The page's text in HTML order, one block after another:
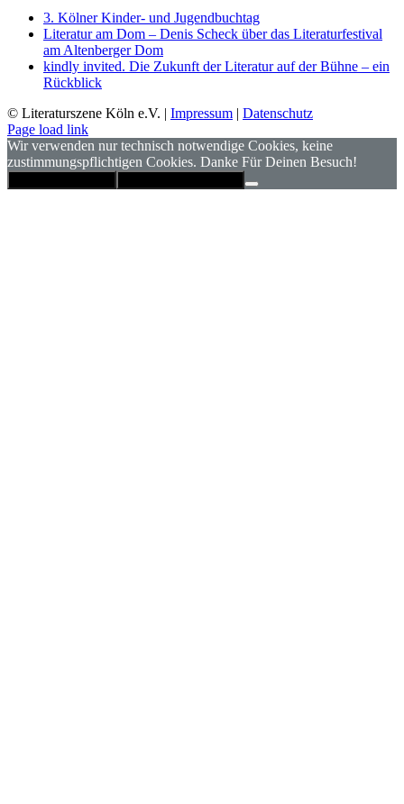
3. Kölner Kinder- und Jugendbuchtag
Literatur am Dom – Denis Scheck über das Literaturfestival
am Altenberger Dom
kindly invited. Die Zukunft der Literatur auf der Bühne – ein
Rückblick
© Literaturszene Köln e.V. | Impressum | Datenschutz
Page load link
Wir verwenden nur technisch notwendige Cookies, keine
zustimmungspflichtigen Cookies. Danke Für Deinen Besuch!